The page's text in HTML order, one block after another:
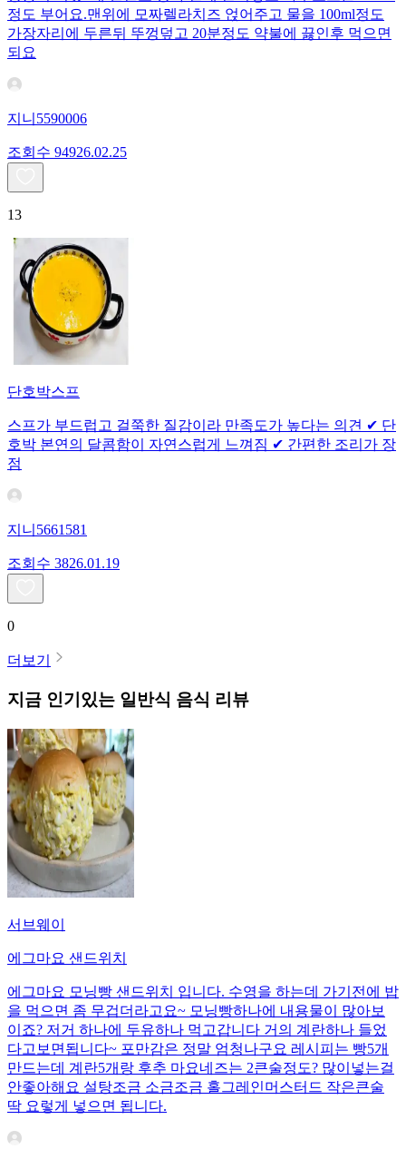
정도 부어요.맨위에 모짜렐라치즈 얹어주고 물을 100ml정도
가장자리에 두른뒤 뚜껑덮고 20분정도 약불에 끓인후 먹으면
되요
지니5590006
조회수 94926.02.25
13
단호박스프
스프가 부드럽고 걸쭉한 질감이라 만족도가 높다는 의견 ✔ 단
호박 본연의 달콤함이 자연스럽게 느껴짐 ✔ 간편한 조리가 장
점
지니5661581
조회수 3826.01.19
0
더보기
지금 인기있는 일반식 음식 리뷰
서브웨이
에그마요 샌드위치
에그마요 모닝빵 샌드위치 입니다. 수영을 하는데 가기전에 밥
을 먹으면 좀 무겁더라고요~ 모닝빵하나에 내용물이 많아보
이죠? 저거 하나에 두유하나 먹고갑니다 거의 계란하나 들었
다고보면됩니다~ 포만감은 정말 엄청나구요 레시피는 빵5개
만드는데 계란5개랑 후추 마요네즈는 2큰술정도? 많이넣는걸
안좋아해요 설탕조금 소금조금 홀그레인머스터드 작은큰술
딱 요렇게 넣으면 됩니다.